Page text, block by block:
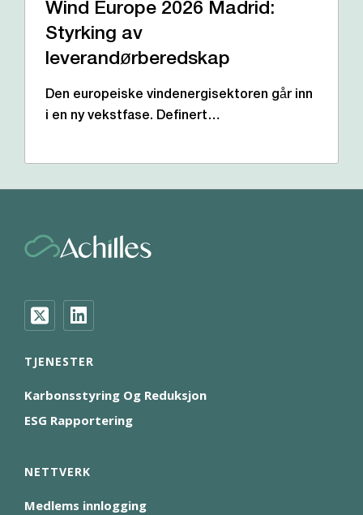
Wind Europe 2026 Madrid:
Styrking av
leverandørberedskap
Den europeiske vindenergisektoren går inn
i en ny vekstfase. Definert…
TJENESTER
Karbonsstyring Og Reduksjon
ESG Rapportering
NETTVERK
Medlems innlogging